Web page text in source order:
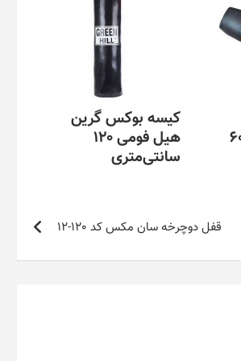
کیسه بوکس گرین
هیل فومی 120
سانتی‌متری
قفل دوچرخه سان مکس کد 120-12